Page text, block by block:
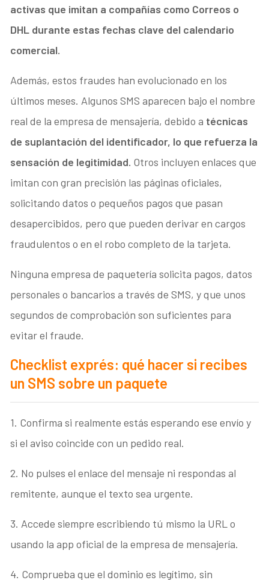
activas que imitan a compañías como Correos o
DHL durante estas fechas clave del calendario
comercial.
Además, estos fraudes han evolucionado en los
últimos meses. Algunos SMS aparecen bajo el nombre
real de la empresa de mensajería, debido a técnicas
de suplantación del identificador, lo que refuerza la
sensación de legitimidad. Otros incluyen enlaces que
imitan con gran precisión las páginas oficiales,
solicitando datos o pequeños pagos que pasan
desapercibidos, pero que pueden derivar en cargos
fraudulentos o en el robo completo de la tarjeta.
Ninguna empresa de paquetería solicita pagos, datos
personales o bancarios a través de SMS, y que unos
segundos de comprobación son suficientes para
evitar el fraude.
Checklist exprés: qué hacer si recibes
un SMS sobre un paquete
1. Confirma si realmente estás esperando ese envío y
si el aviso coincide con un pedido real.
2. No pulses el enlace del mensaje ni respondas al
remitente, aunque el texto sea urgente.
3. Accede siempre escribiendo tú mismo la URL o
usando la app oficial de la empresa de mensajería.
4. Comprueba que el dominio es legítimo, sin